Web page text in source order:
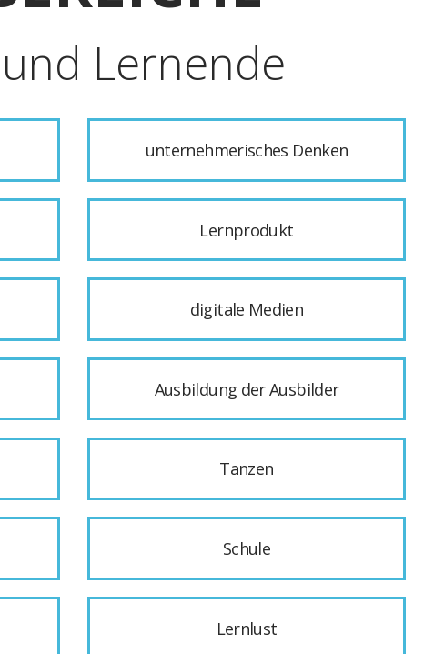
Lernende
unternehmerisches Denken
Lernprodukt
digitale Medien
Ausbildung der Ausbilder
Tanzen
Schule
Lernlust